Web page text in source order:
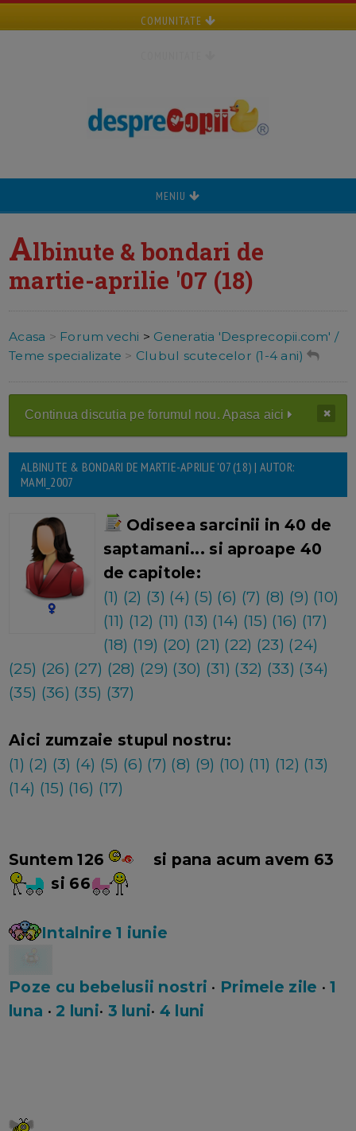
COMUNITATE
MENIU
Albinute & bondari de
martie-aprilie '07 (18)
Acasa > Forum vechi > Generatia 'Desprecopii.com' /
Teme specializate > Clubul scutecelor (1-4 ani)
Continua discutia pe forumul nou. Apasa aici
ALBINUTE & BONDARI DE MARTIE-APRILIE '07 (18) | AUTOR:
MAMI_2007
Odiseea sarcinii in 40 de
saptamani... si aproape 40
de capitole:
(1) (2) (3) (4) (5) (6) (7) (8) (9) (10)
(11) (12) (11) (13) (14) (15) (16) (17)
(18) (19) (20) (21) (22) (23) (24)
(25) (26) (27) (28) (29) (30) (31) (32) (33) (34)
(35) (36) (35) (37)
Aici zumzaie stupul nostru:
(1) (2) (3) (4) (5) (6) (7) (8) (9) (10) (11) (12) (13)
(14) (15) (16) (17)
Suntem 126
si pana acum avem 63
si 66
Intalnire 1 iunie
Poze cu bebelusii nostri • Primele zile •1
luna •2 luni• 3 luni• 4 luni